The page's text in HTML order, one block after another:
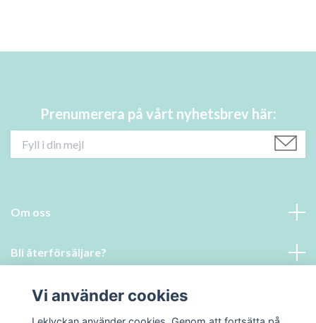
Prenumerera på vårt nyhetsbrev här:
Om oss
Bli återförsäljare?
Läs merVi använder cookies